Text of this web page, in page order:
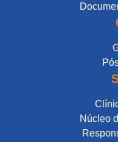
Núcleo